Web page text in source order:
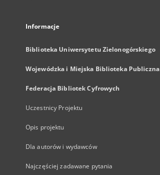
Informacje
Biblioteka Uniwersytetu Zielonogórskiego
Wojewódzka i Miejska Biblioteka Publiczna
Federacja Bibliotek Cyfrowych
Uczestnicy Projektu
Opis projektu
Dla autorów i wydawców
Najczęściej zadawane pytania